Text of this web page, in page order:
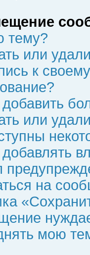
тему?
или
к
или
на
мою